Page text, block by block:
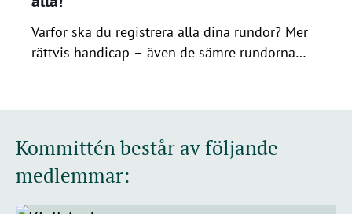
Varför ska du registrera alla dina rundor? Mer
rättvis handicap – även de sämre rundorna
spelstandard speglas tydligare.Du följer
rättvisa och jämförbara resultat.Rättvisa
tävlingar – en korrekt handicap gör att alla […]
Kommittén består av följande
medlemmar: